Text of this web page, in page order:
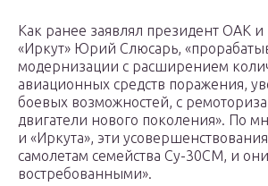
Как ранее заявлял президент ОАК
«Иркут» Юрий Слюсарь,
модернизации с расширением
авиационных средств поражения,
боевых возможностей, с
двигатели нового поколения». По
и «Иркута», эти
самолетам семейства Су-30СМ, и
востребованными».